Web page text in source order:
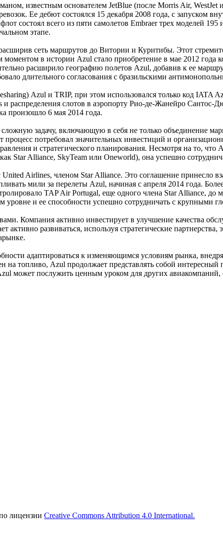
известным основателем JetBlue (после Morris Air, WestJet
Ее дебют состоялся 15 декабря 2008 года, с запуском
состоял всего из пяти самолетов Embraer трех моделей 195
этапе.
сеть маршрутов до Витории и Куритибы. Этот
в истории Azul стало приобретение в мае 2012 года
расширило географию полетов Azul, добавив к ее
длительного согласования с бразильскими
Azul и TRIP, при этом использовался только код
распределения слотов в аэропорту Рио-де-Жанейро
произошло 6 мая 2014 года.
задачу, включающую в себя не только объединение
потребовал значительных инвестиций и
и стратегического планирования. Несмотря на то,
Star Alliance, SkyTeam или Oneworld), она успешно
Airlines, членом Star Alliance. Это соглашение принесло
мили за перелеты Azul, начиная с апреля 2014 года.
TAP Air Portugal, еще одного члена Star Alliance,
уровне и ее способности успешно сотрудничать с крупными
Компания активно инвестирует в улучшение качества
развиваться, используя стратегические
адаптироваться к изменяющимся условиям рынка,
на топливо, Azul продолжает представлять собой
может послужить ценным уроком для других
лицензии Creative Commons Attribution 4.0 International.